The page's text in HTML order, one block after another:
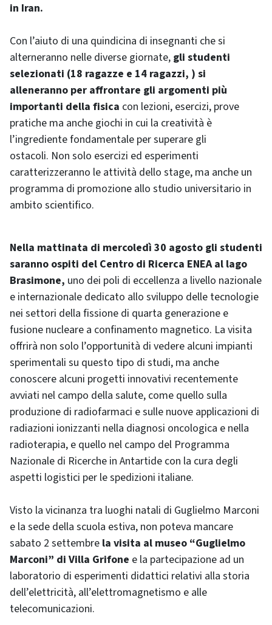
in Iran.
Con l’aiuto di una quindicina di insegnanti che si
alterneranno nelle diverse giornate, gli studenti
selezionati (18 ragazze e 14 ragazzi, ) si
alleneranno per affrontare gli argomenti più
importanti della fisica con lezioni, esercizi, prove
pratiche ma anche giochi in cui la creatività è
l’ingrediente fondamentale per superare gli
ostacoli. Non solo esercizi ed esperimenti
caratterizzeranno le attività dello stage, ma anche un
programma di promozione allo studio universitario in
ambito scientifico.
Nella mattinata di mercoledì 30 agosto gli studenti
saranno ospiti del Centro di Ricerca ENEA al lago
Brasimone, uno dei poli di eccellenza a livello nazionale
e internazionale dedicato allo sviluppo delle tecnologie
nei settori della fissione di quarta generazione e
fusione nucleare a confinamento magnetico. La visita
offrirà non solo l’opportunità di vedere alcuni impianti
sperimentali su questo tipo di studi, ma anche
conoscere alcuni progetti innovativi recentemente
avviati nel campo della salute, come quello sulla
produzione di radiofarmaci e sulle nuove applicazioni di
radiazioni ionizzanti nella diagnosi oncologica e nella
radioterapia, e quello nel campo del Programma
Nazionale di Ricerche in Antartide con la cura degli
aspetti logistici per le spedizioni italiane.
Visto la vicinanza tra luoghi natali di Guglielmo Marconi
e la sede della scuola estiva, non poteva mancare
sabato 2 settembre la visita al museo “Guglielmo
Marconi” di Villa Grifone e la partecipazione ad un
laboratorio di esperimenti didattici relativi alla storia
dell’elettricità, all’elettromagnetismo e alle
telecomunicazioni.